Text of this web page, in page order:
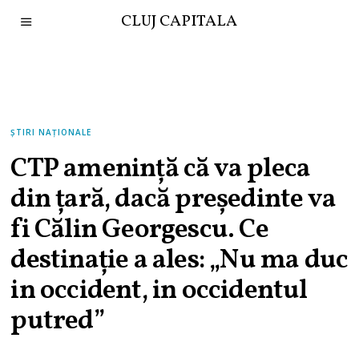
CLUJ CAPITALA
ȘTIRI NAȚIONALE
CTP amenință că va pleca
din țară, dacă președinte va
fi Călin Georgescu. Ce
destinație a ales: „Nu ma duc
in occident, in occidentul
putred”